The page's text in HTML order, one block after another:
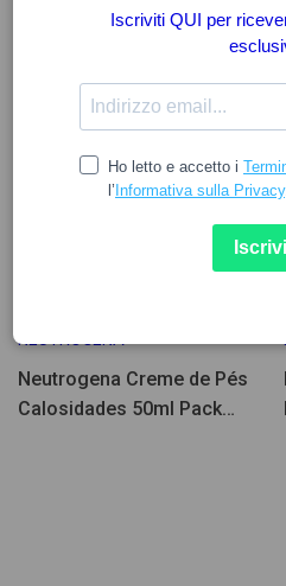
NEUTROGENA
Neutrogena Creme de Pés
Calosidades 50ml Pack